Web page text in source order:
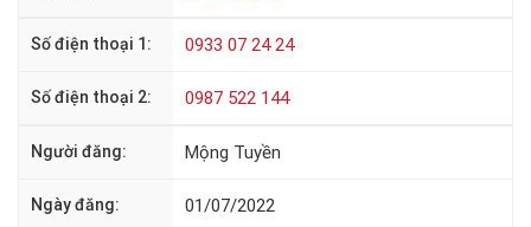
Số điện thoại 1: 0933 07 24 24
Số điện thoại 2: 0987 522 144
Người đăng: Mộng Tuyền
Ngày đăng: 01/07/2022